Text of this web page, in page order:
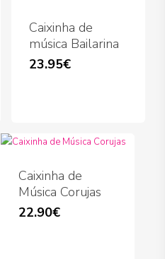
Caixinha de
música Bailarina
23.95€
Caixinha de
Música Corujas
22.90€